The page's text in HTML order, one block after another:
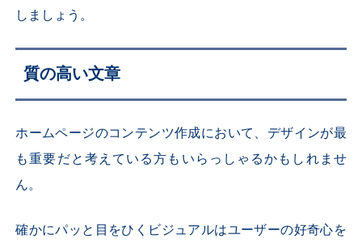
しましょう。
質の高い文章
ホームページのコンテンツ作成において、デザインが最
も重要だと考えている方もいらっしゃるかもしれませ
ん。
確かにパッと目をひくビジュアルはユーザーの好奇心を